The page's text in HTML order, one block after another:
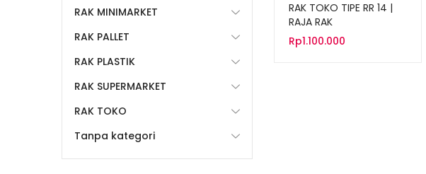
RAK TOKO TIPE RR 14 |
RAJA RAK
Rp1.100.000
RAK MINIMARKET
RAK PALLET
RAK PLASTIK
RAK SUPERMARKET
RAK TOKO
Tanpa kategori